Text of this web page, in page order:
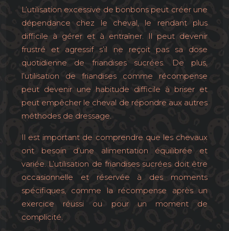
L’utilisation excessive de bonbons peut créer une
dépendance chez le cheval, le rendant plus
difficile à gérer et à entraîner. Il peut devenir
frustré et agressif s’il ne reçoit pas sa dose
quotidienne de friandises sucrées. De plus,
l’utilisation de friandises comme récompense
peut devenir une habitude difficile à briser et
peut empêcher le cheval de répondre aux autres
méthodes de dressage.
Il est important de comprendre que les chevaux
ont besoin d’une alimentation équilibrée et
variée. L’utilisation de friandises sucrées doit être
occasionnelle et réservée à des moments
spécifiques, comme la récompense après un
exercice réussi ou pour un moment de
complicité.